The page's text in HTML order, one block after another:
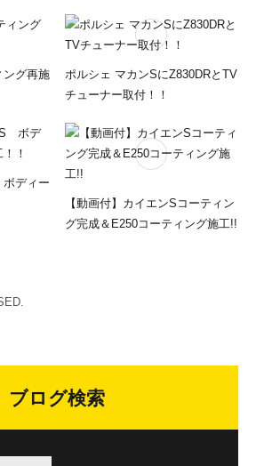
グ再施
ポルシェ マカンSにZ830DRとTV
チューナー取付！！
ディー
【動画付】カイエンSコーティン
グ完成＆E250コーティング施工!!
ブログ検索